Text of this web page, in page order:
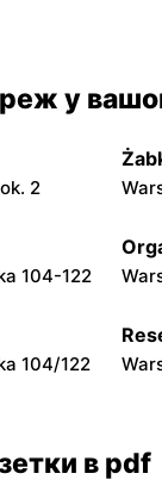
у
2
104-122
104/122
в pdf